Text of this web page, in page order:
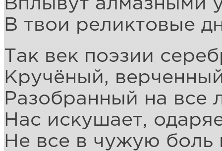
Вплывут алмазными
В твои реликтовые
Так век поэзии
Кручёный,
Разобранный на все
Нас искушает,
Не все в чужую